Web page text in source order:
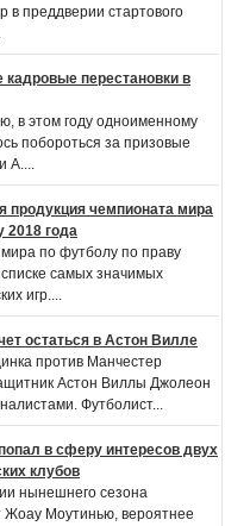
в преддверии стартового
перестановки в
в этом году одноименному
побороться за призовые
А....
продукция чемпионата мира
2018 года
по футболу по праву
самых значимых
игр....
остаться в Астон Вилле
против Манчестер
Астон Виллы Джолеон
Футболист...
в сферу интересов двух
клубов
нынешнего сезона
Жоау Моутинью, вероятнее